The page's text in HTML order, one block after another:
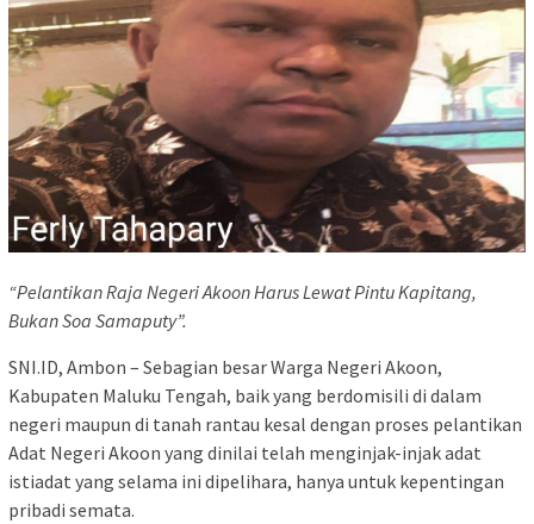
“Pelantikan Raja Negeri Akoon Harus Lewat Pintu Kapitang,
Bukan Soa Samaputy”.
SNI.ID, Ambon – Sebagian besar Warga Negeri Akoon,
Kabupaten Maluku Tengah, baik yang berdomisili di dalam
negeri maupun di tanah rantau kesal dengan proses pelantikan
Adat Negeri Akoon yang dinilai telah menginjak-injak adat
istiadat yang selama ini dipelihara, hanya untuk kepentingan
pribadi semata.